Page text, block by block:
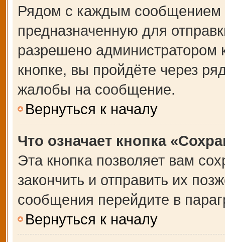
Рядом с каждым сообщением
предназначенную для
разрешено
кнопке, вы пройдёте через
жалобы на сообщение.
Вернуться к началу
Что означает кнопка
Эта кнопка позволяет вам
закончить и отправить их
сообщения перейдите в
Вернуться к началу